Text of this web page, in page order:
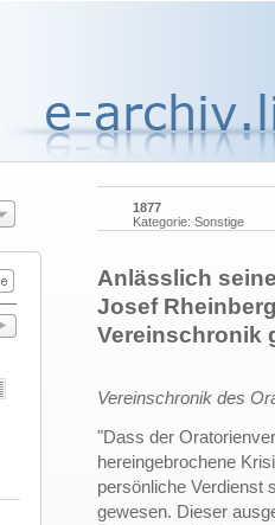
1877
Kategorie: Sonstige
Anlässlich
Josef
Vereinschronik
Vereinschronik des
"Dass der
hereingebrochene
persönliche Verdienst
gewesen. Dieser